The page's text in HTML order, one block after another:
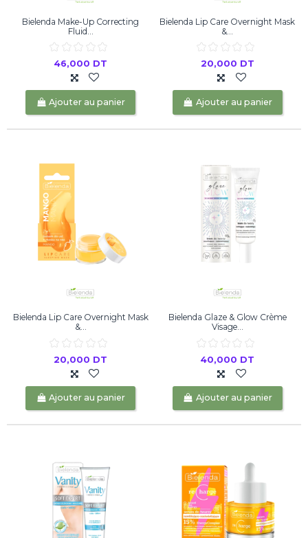
Bielenda Make-Up Correcting
Fluid...
46,000 DT
Ajouter au panier
Bielenda Lip Care Overnight Mask
&...
20,000 DT
Ajouter au panier
Bielenda Lip Care Overnight Mask
&...
20,000 DT
Ajouter au panier
Bielenda Glaze & Glow Crème
Visage...
40,000 DT
Ajouter au panier